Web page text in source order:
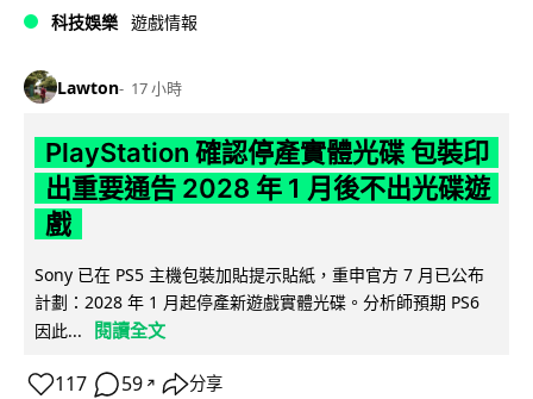
科技娛樂 遊戲情報
Lawton 17 小時
PlayStation 確認停產實體光碟 包裝印
出重要通告 2028 年 1 月後不出光碟遊
戲
Sony 已在 PS5 主機包裝加貼提示貼紙，重申官方 7 月已公布
計劃：2028 年 1 月起停產新遊戲實體光碟。分析師預期 PS6
因此...
閱讀全文
117 59 ↗ 分享